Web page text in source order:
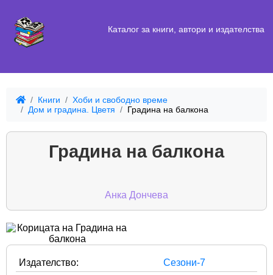
Каталог за книги, автори и издателства
Книги
Хоби и свободно време
Дом и градина. Цветя
Градина на балкона
Градина на балкона
Анка Дончева
Издателство:
Сезони-7